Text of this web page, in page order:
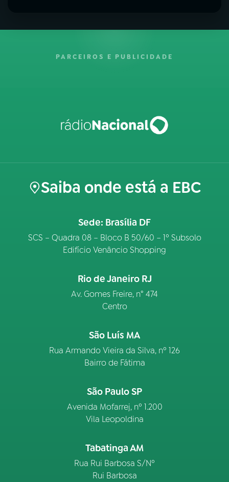
PARCEIROS E PUBLICIDADE
Saiba onde está a EBC
Sede: Brasília DF
SCS – Quadra 08 – Bloco B 50/60 – 1º Subsolo
Edifício Venâncio Shopping
Rio de Janeiro RJ
Av. Gomes Freire, n° 474
Centro
São Luís MA
Rua Armando Vieira da Silva, nº 126
Bairro de Fátima
São Paulo SP
Avenida Mofarrej, nº 1.200
Vila Leopoldina
Tabatinga AM
Rua Rui Barbosa S/Nº
Rui Barbosa